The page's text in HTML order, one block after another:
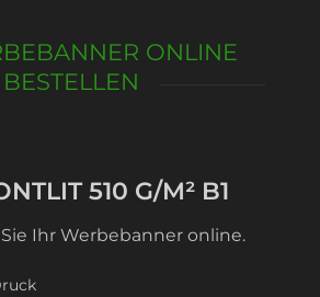
ONLINE
BESTELLEN
510 G/M² B1
Ihr Werbebanner online.